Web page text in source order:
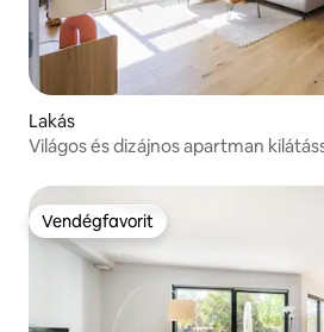
Lakás
Világos és dizájnos apartman
Vendégfavorit
Vendégfavorit